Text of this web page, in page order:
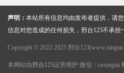
声明： 本站所有信息均由发布者提供，请
信息对您造成的任何损失，邢台123不承担
Copyright © 2022-2025 邢台
本网站由邢台123运营维护 微信：cnxingtai